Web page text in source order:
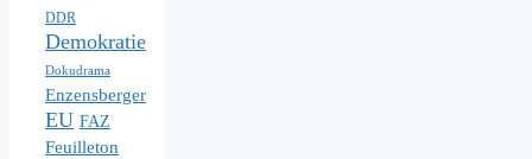
DDR
Demokratie
Dokudrama
Enzensberger
EU FAZ
Feuilleton